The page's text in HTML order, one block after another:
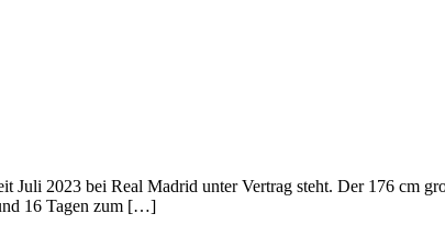
Juli 2023 bei Real Madrid unter Vertrag steht. Der 176 cm
16 Tagen zum […]